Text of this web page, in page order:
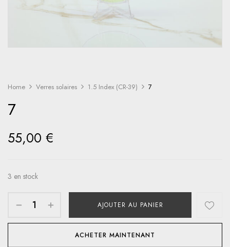
Home Verres solaires 1.5 Index (CR-39) 7
7
55,00 €
3 en stock
AJOUTER AU PANIER
ACHETER MAINTENANT